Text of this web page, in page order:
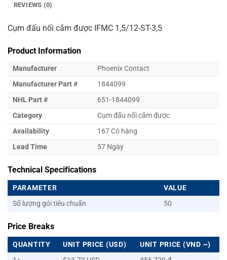
REVIEWS (0)
Cụm đấu nối cắm được IFMC 1,5/12-ST-3,5
Product Information
Manufacturer
Phoenix Contact
Manufacturer Part #
1844099
NHL Part #
651-1844099
Category
Cụm đấu nối cắm được
Availability
167 Có hàng
Lead Time
57 Ngày
Technical Specifications
PARAMETER
VALUE
Số lượng gói tiêu chuẩn
50
Price Breaks
QUANTITY UNIT PRICE (USD)
UNIT PRICE (VND ~)